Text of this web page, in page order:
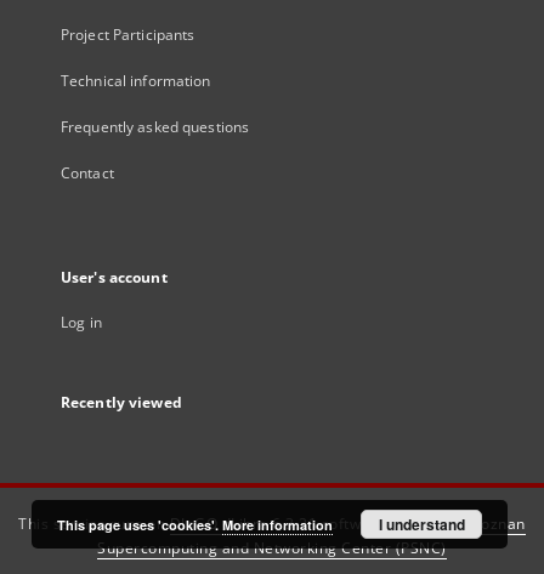
Project Participants
Technical information
Frequently asked questions
Contact
User's account
Log in
Recently viewed
This service runs onDInGO dLibra 6.3.21software created by
Poznan
Supercomputing and Networking Center (PSNC)
This page uses 'cookies'. More information I understand